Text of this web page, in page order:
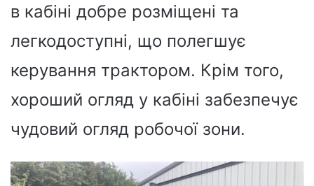
в кабіні добре розміщені та
легкодоступні, що полегшує
керування трактором. Крім того,
хороший огляд у кабіні забезпечує
чудовий огляд робочої зони.